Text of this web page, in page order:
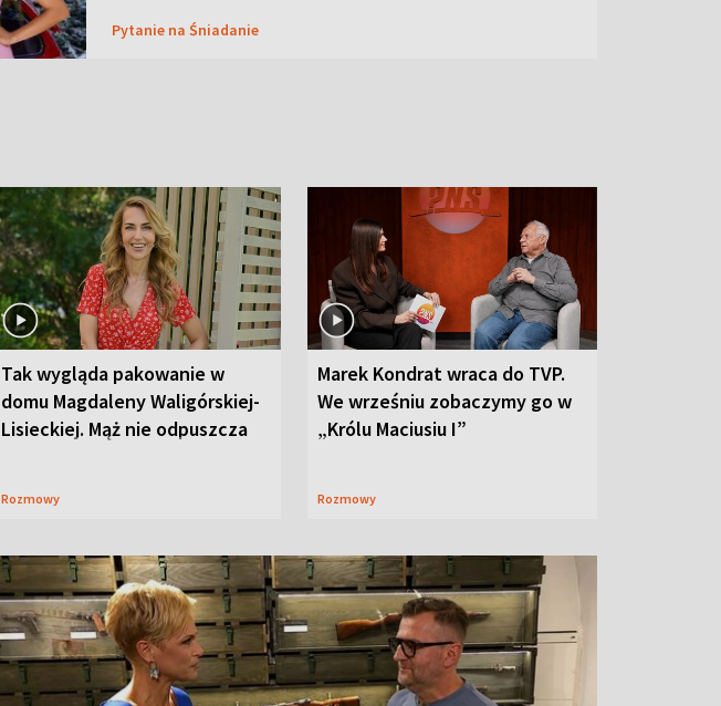
Pytanie na Śniadanie
Tak wygląda pakowanie w
domu Magdaleny Waligórskiej-
Lisieckiej. Mąż nie odpuszcza
Rozmowy
Marek Kondrat wraca do TVP.
We wrześniu zobaczymy go w
„Królu Maciusiu I”
Rozmowy